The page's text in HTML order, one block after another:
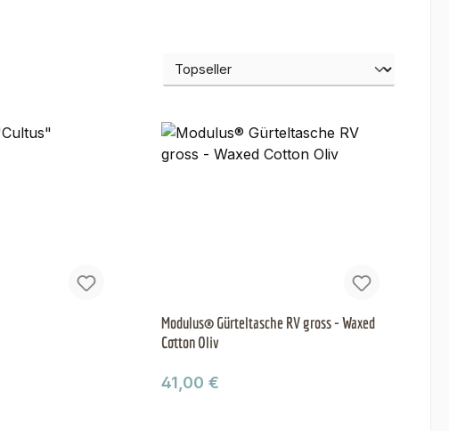
Modulus® Gürteltasche RV gross - Waxed
Cotton Oliv
Regulärer Preis:
41,00 €